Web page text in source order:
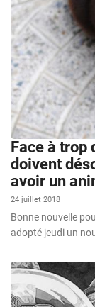
Face à trop
doivent
avoir un
24 juillet 2018
Bonne nouvelle
adopté jeudi un